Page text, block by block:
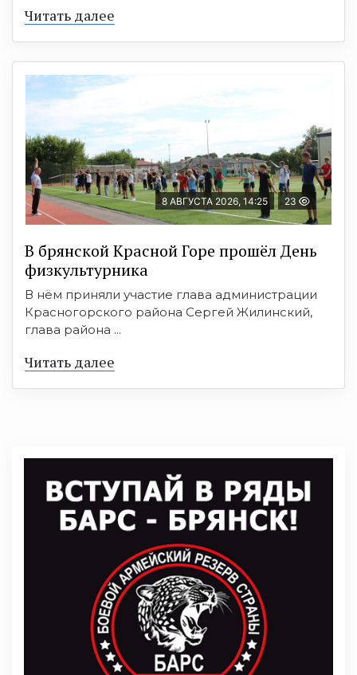
Читать далее
8 АВГУСТА 2026, 14:25 23
В брянской Красной Горе прошёл День
физкультурника
В нём приняли участие глава администрации
Красногорского района Сергей Жилинский,
глава района ...
Читать далее